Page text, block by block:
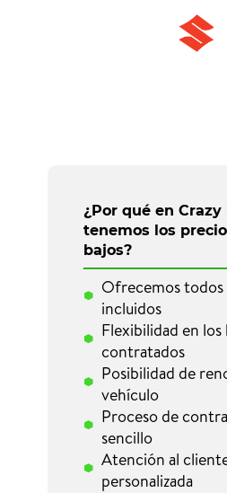
¿Por qué en
tenemos los
bajos?
Ofrecemos todos
incluidos
Flexibilidad en
contratados
Posibilidad de
vehículo
Proceso de
sencillo
Atención al
personalizada